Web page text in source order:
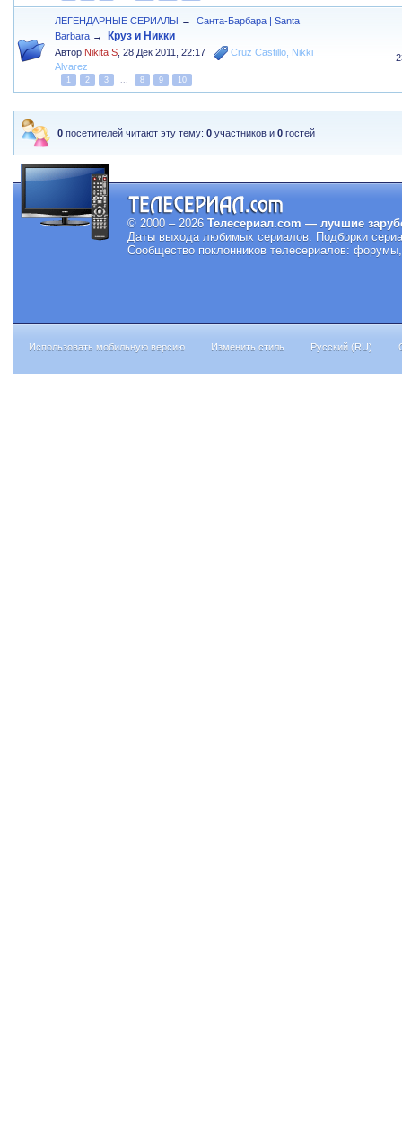
ЛЕГЕНДАРНЫЕ СЕРИАЛЫ →
Санта-Барбара | Santa
Barbara → Круз и Никки
Автор Nikita S ,28 Дек 2011, 22:17 Cruz Castillo Nikki
Alvarez
1 2 3 8 9 10
0 посетителей читают эту тему:0 участников и0 гостей
© 2000 – 2026 Телесериал.com — лучшие
Даты выхода любимых сериалов. Подборки
Сообщество поклонников телесериалов:
Использовать мобильную версию Изменить стиль Русский (RU)